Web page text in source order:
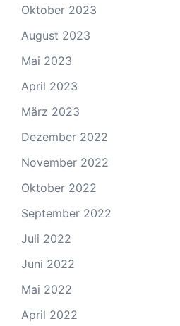
Oktober 2023
August 2023
Mai 2023
April 2023
März 2023
Dezember 2022
November 2022
Oktober 2022
September 2022
Juli 2022
Juni 2022
Mai 2022
April 2022